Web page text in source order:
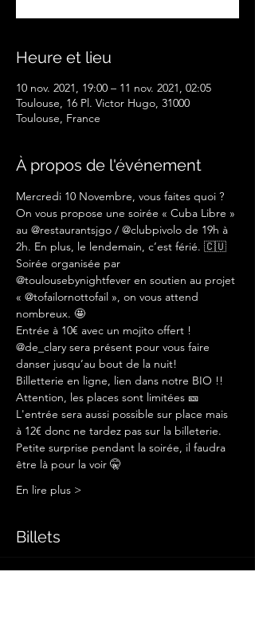
Heure et lieu
10 nov. 2021, 19:00 – 11 nov. 2021, 02:05
Toulouse, 16 Pl. Victor Hugo, 31000
Toulouse, France
À propos de l'événement
Mercredi 10 Novembre, vous faites quoi ?
On vous propose une soirée « Cuba Libre »
au @restaurantsjgo / @clubpivolo de 19h à
2h. En plus, le lendemain, c’est férié. 🇨🇺
Soirée organisée par
@toulousebynightfever en soutien au projet
« @tofailornottofail », on vous attend
nombreux. 🤩
Entrée à 10€ avec un mojito offert !
@de_clary sera présent pour vous faire
danser jusqu’au bout de la nuit!
Billetterie en ligne, lien dans notre BIO !!
Attention, les places sont limitées 🎫
L'entrée sera aussi possible sur place mais
à 12€ donc ne tardez pas sur la billeterie.
Petite surprise pendant la soirée, il faudra
être là pour la voir 🤫
En lire plus >
Billets